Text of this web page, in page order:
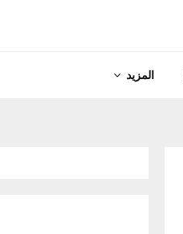
المزيد